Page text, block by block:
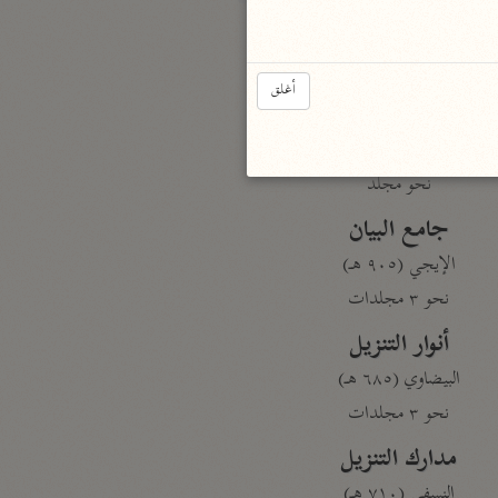
نحو مجلد
جامع البيان
الإيجي (٩٠٥ هـ)
نحو ٣ مجلدات
أنوار التنزيل
البيضاوي (٦٨٥ هـ)
نحو ٣ مجلدات
مدارك التنزيل
أغلق